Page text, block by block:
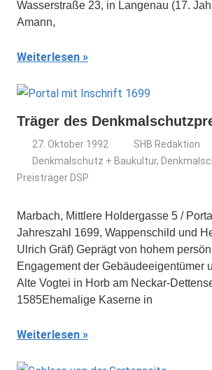
Wasserstraße 23, in Langenau (17.
Amann,
Weiterlesen
Träger des
27. Oktober 1992
SHB Redaktion
Denkmalschutz + Baukultur,
Preisträger DSP
Marbach, Mittlere Holdergasse 5 /
Jahreszahl 1699, Wappenschild und
Ulrich Gräf) Geprägt von hohem
Engagement der Gebäudeeigentümer
Alte Vogtei in Horb am Neckar-
1585Ehemalige Kaserne in
Weiterlesen